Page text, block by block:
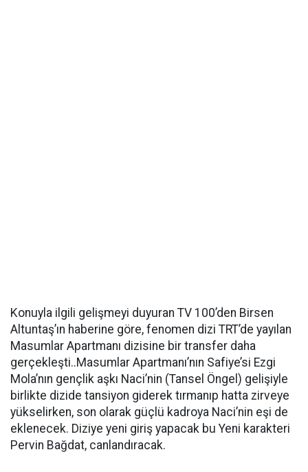
Konuyla ilgili gelişmeyi duyuran TV 100’den Birsen
Altuntaş’ın haberine göre, fenomen dizi TRT’de yayılan
Masumlar Apartmanı dizisine bir transfer daha
gerçekleşti..Masumlar Apartmanı’nın Safiye’si Ezgi
Mola’nın gençlik aşkı Naci’nin (Tansel Öngel) gelişiyle
birlikte dizide tansiyon giderek tırmanıp hatta zirveye
yükselirken, son olarak güçlü kadroya Naci’nin eşi de
eklenecek. Diziye yeni giriş yapacak bu Yeni karakteri
Pervin Bağdat, canlandıracak.